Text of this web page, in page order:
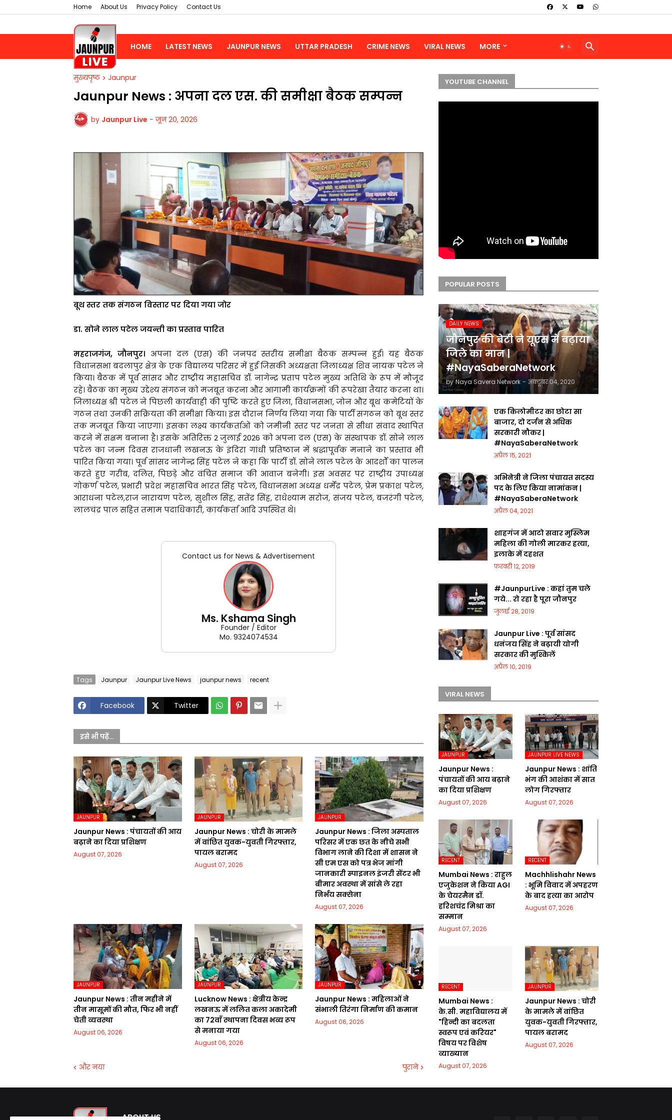
Home About Us Privacy Policy Contact Us
HOME LATEST NEWS JAUNPUR NEWS UTTAR PRADESH CRIME NEWS VIRAL NEWS MORE
मुख्यपृष्ठ Jaunpur
Jaunpur News : अपना दल एस. की समीक्षा बैठक सम्पन्न
by Jaunpur Live - जून 20, 2026
बूथ स्तर तक संगठन विस्तार पर दिया गया जोर
डा. सोने लाल पटेल जयन्ती का प्रस्ताव पारित
महराजगंज, जौनपुर। अपना दल (एस) की जनपद स्तरीय समीक्षा बैठक सम्पन्न हुई। यह बैठक
विधानसभा बदलापुर क्षेत्र के एक विद्यालय परिसर में हुई जिसकी अध्यक्षता जिलाध्यक्ष शिव नायक पटेल ने
किया। बैठक में पूर्व सांसद और राष्ट्रीय महासचिव डॉ. नागेन्द्र प्रताप पटेल मुख्य अतिथि के रूप में मौजूद
रहे। बैठक का मुख्य उद्देश्य संगठन को मजबूत करना और आगामी कार्यक्रमों की रूपरेखा तैयार करना था।
जिलाध्यक्ष श्री पटेल ने पिछली कार्यवाही की पुष्टि करते हुए जिला, विधानसभा, जोन और बूथ कमेटियों के
गठन तथा उनकी सक्रियता की समीक्षा किया। इस दौरान निर्णय लिया गया कि पार्टी संगठन को बूथ स्तर
तक मजबूत किया जाएगा। इसका लक्ष्य कार्यकर्ताओं को जमीनी स्तर पर जनता से सीधा संवाद स्थापित
करने में सक्षम बनाना है। इसके अतिरिक्त 2 जुलाई 2026 को अपना दल (एस) के संस्थापक डॉ. सोने लाल
पटेल का जन्म दिवस राजधानी लखनऊ के इंदिरा गांधी प्रतिष्ठान में श्रद्धापूर्वक मनाने का प्रस्ताव भी
पारित किया गया। पूर्व सांसद नागेन्द्र सिंह पटेल ने कहा कि पार्टी डॉ. सोने लाल पटेल के आदर्शों का पालन
करते हुए गरीब, दलित, पिछड़े और वंचित समाज की आवाज बनेगी। इस अवसर पर राष्ट्रीय उपाध्यक्ष
गोकर्ण पटेल, प्रभारी प्रदेश महासचिव भारत सिंह पटेल, विधानसभा अध्यक्ष धर्मेंद्र पटेल, प्रेम प्रकाश पटेल,
आराधना पटेल,राज नारायण पटेल, सुशील सिंह, सतेंद्र सिंह, राधेश्याम सरोज, संजय पटेल, बजरंगी पटेल,
लालचंद्र पाल सहित तमाम पदाधिकारी, कार्यकर्ता आदि उपस्थित थे।
Contact us for News & Advertisement
Ms. Kshama Singh
Founder / Editor
Mo. 9324074534
Tags Jaunpur Jaunpur Live News jaunpur news recent
Facebook Twitter
इसे भी पढ़ें...
JAUNPUR
Jaunpur News : पंचायतों की आय
बढ़ाने का दिया प्रशिक्षण
August 07, 2026
JAUNPUR
Jaunpur News : चोरी के मामले
में वांछित युवक-युवती गिरफ्तार,
पायल बरामद
August 07, 2026
JAUNPUR
Jaunpur News : जिला अस्पताल
परिसर में एक छत के नीचे सभी
विभाग लाने की दिशा में शासन ने
सी एम एस को पत्र भेज मांगी
जानकारी स्पाइनल इंजरी सेंटर भी
बीमार अवस्था में सांसे ले रहा
निर्भय सक्सेना
August 07, 2026
JAUNPUR
Jaunpur News : तीन महीने में
तीन मासूमों की मौत, फिर भी नहीं
चेती व्यवस्था
August 06, 2026
JAUNPUR
Lucknow News : क्षेत्रीय केन्द्र
लखनऊ में ललित कला अकादेमी
का 72वाॅं स्थापना दिवस भव्य रूप
से मनाया गया
August 06, 2026
JAUNPUR
Jaunpur News : महिलाओं ने
संभाली तिरंगा निर्माण की कमान
August 06, 2026
और नया पुराने
YOUTUBE CHANNEL
POPULAR POSTS
DAILY NEWS
जौनपुर की बेटी ने यूएस में बढ़ाया
जिले का मान |
#NayaSaberaNetwork
by Naya Savera Network - अक्टूबर 04, 2020
एक किलोमीटर का छोटा सा
बाजार, दो दर्जन से अधिक
सरकारी नौकर |
#NayaSaberaNetwork
अप्रैल 15, 2021
अभिनेत्री ने जिला पंचायत सदस्य
पद के लिए किया नामांकन |
#NayaSaberaNetwork
अप्रैल 04, 2021
शाहगंज में आटो सवार मुस्लिम
महिला की गोली मारकर हत्या,
इलाके में दहशत
फ़रवरी 12, 2019
#JaunpurLive : कहां तुम चले
गये... रो रहा है पूरा जौनपुर
जुलाई 28, 2019
Jaunpur Live : पूर्व सांसद
धनंजय सिंह ने बढ़ायी योगी
सरकार की मुश्किलें
अप्रैल 10, 2019
VIRAL NEWS
JAUNPUR
Jaunpur News :
पंचायतों की आय बढ़ाने
का दिया प्रशिक्षण
August 07, 2026
JAUNPUR LIVE NEWS
Jaunpur News : शांति
भंग की आशंका में सात
लोग गिरफ्तार
August 07, 2026
RECENT
Mumbai News : राहुल
एजुकेशन ने किया AGI
के चेयरमैन डॉ.
हरिशचंद्र मिश्रा का
सम्मान
August 07, 2026
RECENT
Machhlishahr News
: भूमि विवाद में अपहरण
के बाद हत्या का आरोप
August 07, 2026
RECENT
Mumbai News :
के.सी. महाविद्यालय में
"हिन्दी का बदलता
स्वरूप एवं करियर"
विषय पर विशेष
व्याख्यान
August 07, 2026
JAUNPUR
Jaunpur News : चोरी
के मामले में वांछित
युवक-युवती गिरफ्तार,
पायल बरामद
August 07, 2026
ABOUT US